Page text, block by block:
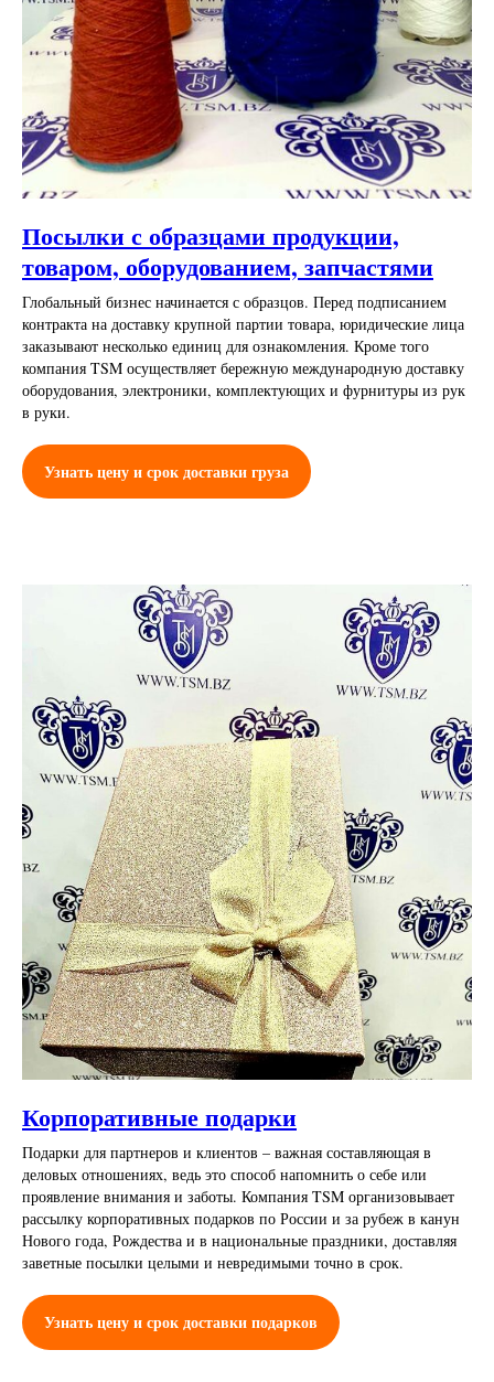
Посылки с образцами продукции,
товаром, оборудованием, запчастями
Глобальный бизнес начинается с образцов. Перед подписанием
контракта на доставку крупной партии товара, юридические лица
заказывают несколько единиц для ознакомления. Кроме того
компания TSM осуществляет бережную международную доставку
оборудования, электроники, комплектующих и фурнитуры из рук
в руки.
Узнать цену и срок доставки груза
Корпоративные подарки
Подарки для партнеров и клиентов – важная составляющая в
деловых отношениях, ведь это способ напомнить о себе или
проявление внимания и заботы. Компания TSM организовывает
рассылку корпоративных подарков по России и за рубеж в канун
Нового года, Рождества и в национальные праздники, доставляя
заветные посылки целыми и невредимыми точно в срок.
Узнать цену и срок доставки подарков